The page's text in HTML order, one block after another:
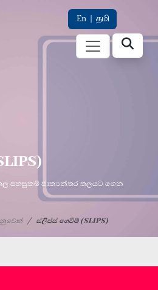
En | தமி
පහසුකම් ජාත්‍යන්තර තලයට ගෙන
ස්ලිප්ස් ගෙවීම් (SLIPS)